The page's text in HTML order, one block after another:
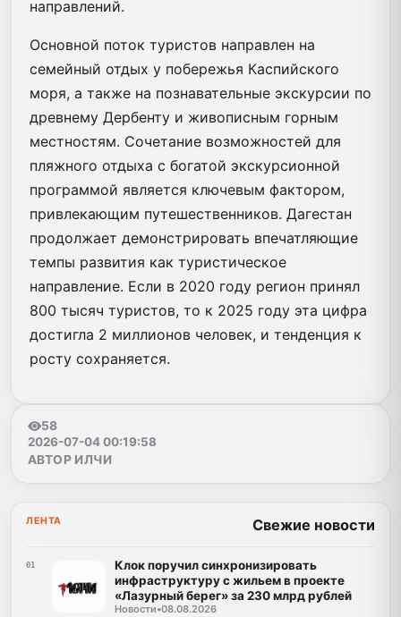
направлений.
Основной поток туристов направлен на
семейный отдых у побережья Каспийского
моря, а также на познавательные экскурсии по
древнему Дербенту и живописным горным
местностям. Сочетание возможностей для
пляжного отдыха с богатой экскурсионной
программой является ключевым фактором,
привлекающим путешественников. Дагестан
продолжает демонстрировать впечатляющие
темпы развития как туристическое
направление. Если в 2020 году регион принял
800 тысяч туристов, то к 2025 году эта цифра
достигла 2 миллионов человек, и тенденция к
росту сохраняется.
58
2026-07-04 00:19:58
АВТОР ИЛЧИ
ЛЕНТА Свежие новости
01
Клок поручил синхронизировать
инфраструктуру с жильем в проекте
«Лазурный берег» за 230 млрд рублей
Новости•08.08.2026